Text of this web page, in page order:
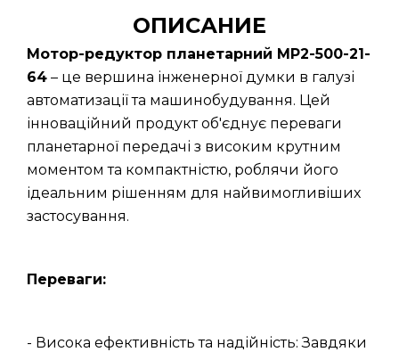
ОПИСАНИЕ
Мотор-редуктор планетарний МР2-500-21-
64 – це вершина інженерної думки в галузі
автоматизації та машинобудування. Цей
інноваційний продукт об'єднує переваги
планетарної передачі з високим крутним
моментом та компактністю, роблячи його
ідеальним рішенням для найвимогливіших
застосування.
Переваги:
- Висока ефективність та надійність: Завдяки